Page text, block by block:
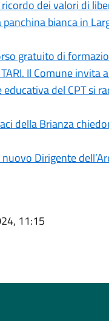
dei valori di
bianca in
gratuito di
Il Comune invita
educativa del CPT
della Brianza
Dirigente
11:15